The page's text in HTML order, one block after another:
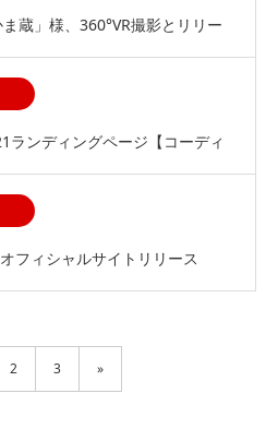
蔵」様、360°VR撮影とリリー
ランディングページ【コーディ
フィシャルサイトリリース
2 3 »